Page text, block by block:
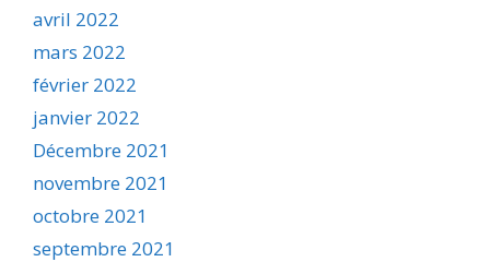
avril 2022
mars 2022
février 2022
janvier 2022
Décembre 2021
novembre 2021
octobre 2021
septembre 2021